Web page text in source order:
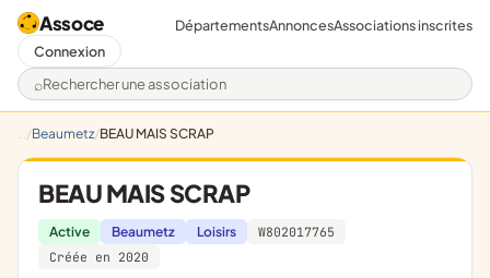
Assoce
Rechercher une association
DépartementsAnnoncesAssociations inscrites
Connexion
Beaumetz BEAU MAIS SCRAP
BEAU MAIS SCRAP
Active Beaumetz Loisirs
W802017765
Créée en 2020